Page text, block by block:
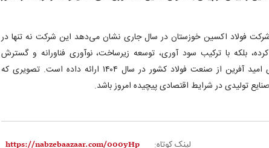
فولاد اکسین خوزستان در سال جاری نشان می‌دهد این شرکت نه‌ تنها در
بلکه با ترکیب سود آوری، توسعه زیرساخت، نوآوری فناورانه و گسترش
بازارهای صادراتی، تصویری امید آفرین از صنعت فولاد کشور در سال ۱۴۰۴ ارائه داده است. تصویری که
تولیدی در شرایط اقتصادی پیچیده امروز باشد.
لینک کوتاه: